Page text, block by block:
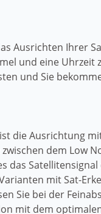
Ausrichten Ihrer
und eine Uhrzeit
und Sie
die Ausrichtung
dem Low
das
mit Sat-
Sie bei der
mit dem